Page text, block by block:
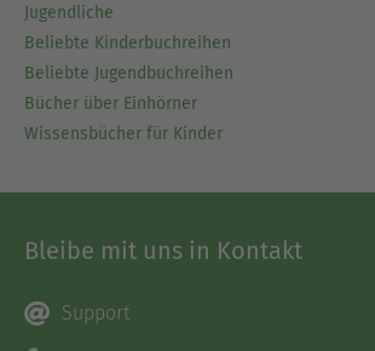
Jugendliche
Beliebte Kinderbuchreihen
Beliebte Jugendbuchreihen
Bücher über Einhörner
Wissensbücher für Kinder
Bleibe mit uns in Kontakt
Support